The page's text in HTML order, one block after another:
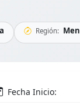
Región:
Fecha Inicio: